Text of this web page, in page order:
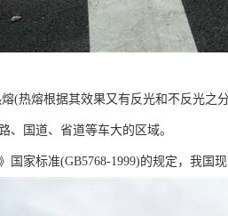
(热熔根据其效果又有反光和不反光之
、国道、省道等车大的区域。
国家标准(GB5768-1999)的规定，我国